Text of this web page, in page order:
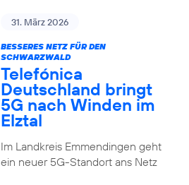
31. März 2026
BESSERES NETZ FÜR DEN
SCHWARZWALD
Telefónica
Deutschland bringt
5G nach Winden im
Elztal
Im Landkreis Emmendingen geht
ein neuer 5G-Standort ans Netz